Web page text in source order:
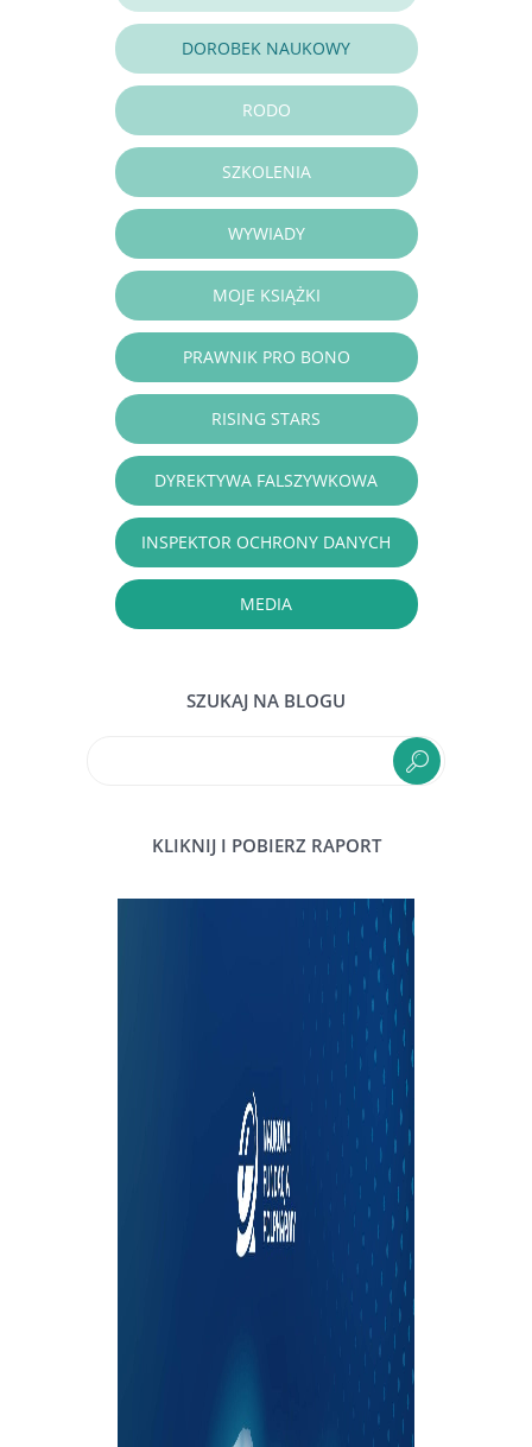
DOROBEK NAUKOWY
RODO
SZKOLENIA
WYWIADY
MOJE KSIĄŻKI
PRAWNIK PRO BONO
RISING STARS
DYREKTYWA FALSZYWKOWA
INSPEKTOR OCHRONY DANYCH
MEDIA
SZUKAJ NA BLOGU
KLIKNIJ I POBIERZ RAPORT